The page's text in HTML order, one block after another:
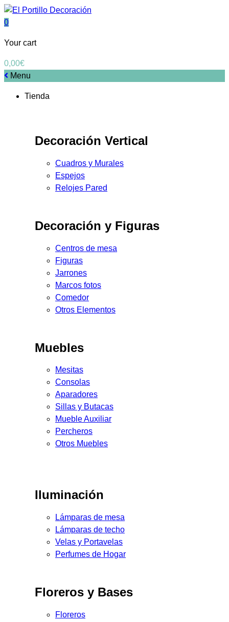
0
Your cart
0,00€
Menu
Tienda
Decoración Vertical
Cuadros y Murales
Espejos
Relojes Pared
Decoración y Figuras
Centros de mesa
Figuras
Jarrones
Marcos fotos
Comedor
Otros Elementos
Muebles
Mesitas
Consolas
Aparadores
Sillas y Butacas
Mueble Auxiliar
Percheros
Otros Muebles
Iluminación
Lámparas de mesa
Lámparas de techo
Velas y Portavelas
Perfumes de Hogar
Floreros y Bases
Floreros